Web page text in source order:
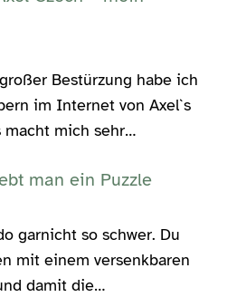
Bestürzung habe ich
im Internet von Axel`s
macht mich sehr…
man ein Puzzle
garnicht so schwer. Du
mit einem versenkbaren
damit die…